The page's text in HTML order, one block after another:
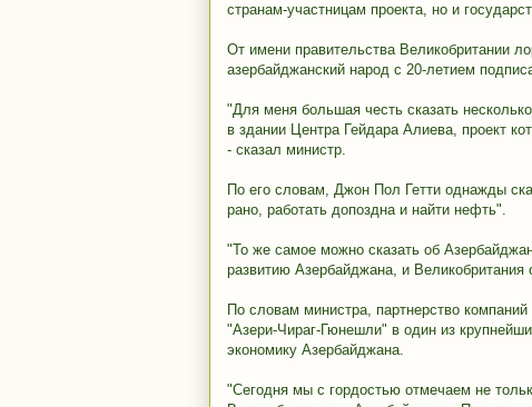
странам-участницам проекта, но и
От имени правительства Великобритании
азербайджанский народ с 20-летием
"Для меня большая честь сказать
в здании Центра Гейдара Алиева, проект
- сказал министр.
По его словам, Джон Пол Гетти однажды
рано, работать допоздна и найти нефть".
"То же самое можно сказать об
развитию Азербайджана, и Великобритания
По словам министра, партнерство
"Азери-Чираг-Гюнешли" в один из
экономику Азербайджана.
"Сегодня мы с гордостью отмечаем не